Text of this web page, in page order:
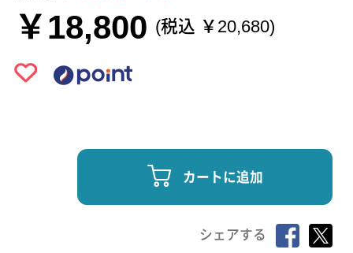
￥18,800 (税込 ￥20,680)
カートに追加
シェアする